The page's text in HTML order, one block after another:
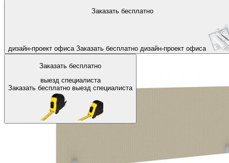
Заказать бесплатно
дизайн-проект офиса Заказать бесплатно дизайн-проект офиса
Заказать бесплатно
выезд специалиста
Заказать бесплатно выезд специалиста